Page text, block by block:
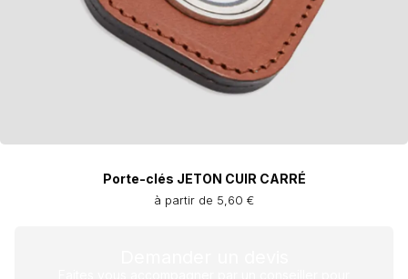
Porte-clés JETON CUIR CARRÉ
à partir de 5,60 €